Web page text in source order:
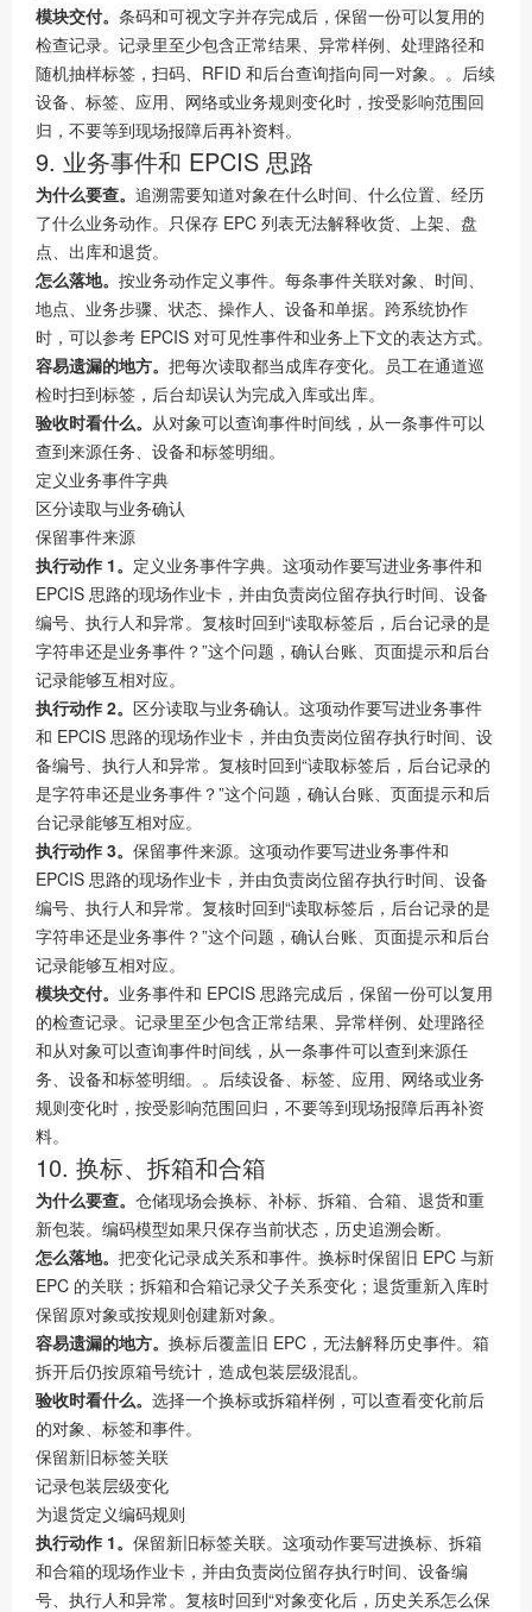
模块交付。 条码和可视文字并存完成后，保留一份可以复用的
检查记录。记录里至少包含正常结果、异常样例、处理路径和
随机抽样标签，扫码、RFID 和后台查询指向同一对象。。后续
设备、标签、应用、网络或业务规则变化时，按受影响范围回
归，不要等到现场报障后再补资料。
9. 业务事件和 EPCIS 思路
为什么要查。 追溯需要知道对象在什么时间、什么位置、经历
了什么业务动作。只保存 EPC 列表无法解释收货、上架、盘
点、出库和退货。
怎么落地。 按业务动作定义事件。每条事件关联对象、时间、
地点、业务步骤、状态、操作人、设备和单据。跨系统协作
时，可以参考 EPCIS 对可见性事件和业务上下文的表达方式。
容易遗漏的地方。 把每次读取都当成库存变化。员工在通道巡
检时扫到标签，后台却误认为完成入库或出库。
验收时看什么。 从对象可以查询事件时间线，从一条事件可以
查到来源任务、设备和标签明细。
定义业务事件字典
区分读取与业务确认
保留事件来源
执行动作 1。 定义业务事件字典。这项动作要写进业务事件和
EPCIS 思路的现场作业卡，并由负责岗位留存执行时间、设备
编号、执行人和异常。复核时回到“读取标签后，后台记录的是
字符串还是业务事件？”这个问题，确认台账、页面提示和后台
记录能够互相对应。
执行动作 2。 区分读取与业务确认。这项动作要写进业务事件
和 EPCIS 思路的现场作业卡，并由负责岗位留存执行时间、设
备编号、执行人和异常。复核时回到“读取标签后，后台记录的
是字符串还是业务事件？”这个问题，确认台账、页面提示和后
台记录能够互相对应。
执行动作 3。 保留事件来源。这项动作要写进业务事件和
EPCIS 思路的现场作业卡，并由负责岗位留存执行时间、设备
编号、执行人和异常。复核时回到“读取标签后，后台记录的是
字符串还是业务事件？”这个问题，确认台账、页面提示和后台
记录能够互相对应。
模块交付。 业务事件和 EPCIS 思路完成后，保留一份可以复用
的检查记录。记录里至少包含正常结果、异常样例、处理路径
和从对象可以查询事件时间线，从一条事件可以查到来源任
务、设备和标签明细。。后续设备、标签、应用、网络或业务
规则变化时，按受影响范围回归，不要等到现场报障后再补资
料。
10. 换标、拆箱和合箱
为什么要查。 仓储现场会换标、补标、拆箱、合箱、退货和重
新包装。编码模型如果只保存当前状态，历史追溯会断。
怎么落地。 把变化记录成关系和事件。换标时保留旧 EPC 与新
EPC 的关联；拆箱和合箱记录父子关系变化；退货重新入库时
保留原对象或按规则创建新对象。
容易遗漏的地方。 换标后覆盖旧 EPC，无法解释历史事件。箱
拆开后仍按原箱号统计，造成包装层级混乱。
验收时看什么。 选择一个换标或拆箱样例，可以查看变化前后
的对象、标签和事件。
保留新旧标签关联
记录包装层级变化
为退货定义编码规则
执行动作 1。 保留新旧标签关联。这项动作要写进换标、拆箱
和合箱的现场作业卡，并由负责岗位留存执行时间、设备编
号、执行人和异常。复核时回到“对象变化后，历史关系怎么保